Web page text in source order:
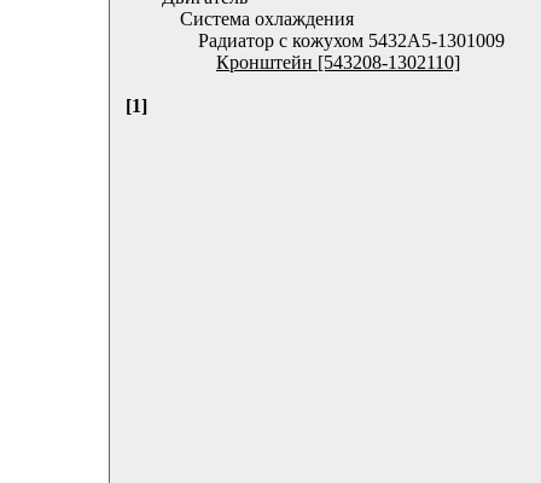
Система охлаждения
Радиатор с кожухом 5432А5-1301009
Кронштейн [543208-1302110]
[1]